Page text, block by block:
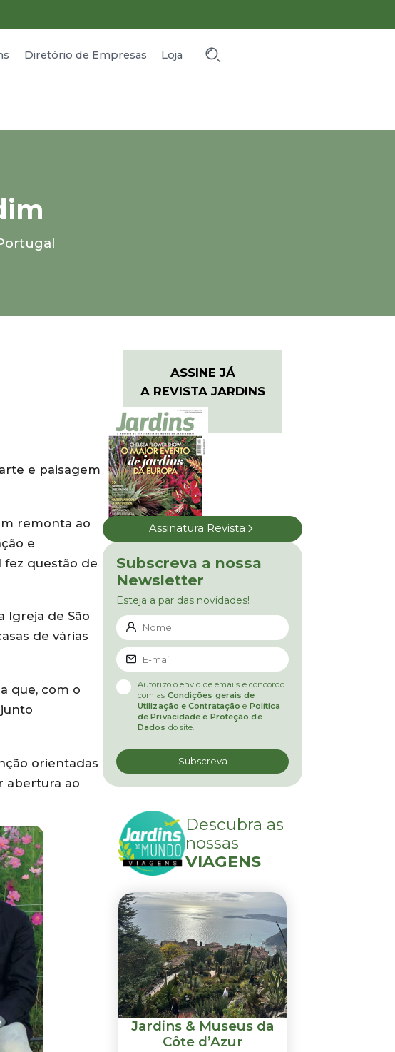
Diretório de Empresas Loja
e paisagem
remonta ao
e
questão de
Igreja de São
de várias
que, com o
orientadas
abertura ao
ASSINE JÁ
A REVISTA JARDINS
Assinatura Revista
Subscreva a nossa
Newsletter
Esteja a par das novidades!
Autorizo o envio de emails e concordo
com as Condições gerais de
Utilização e Contratação e Política
de Privacidade e Proteção de
Dados do site.
Descubra as
nossas
VIAGENS
Jardins & Museus da
Côte d’Azur